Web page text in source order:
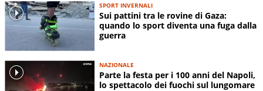
SPORT INVERNALI
Sui pattini tra le rovine di Gaza:
quando lo sport diventa una fuga dalla
guerra
NAZIONALE
Parte la festa per i 100 anni del Napoli,
lo spettacolo dei fuochi sul lungomare